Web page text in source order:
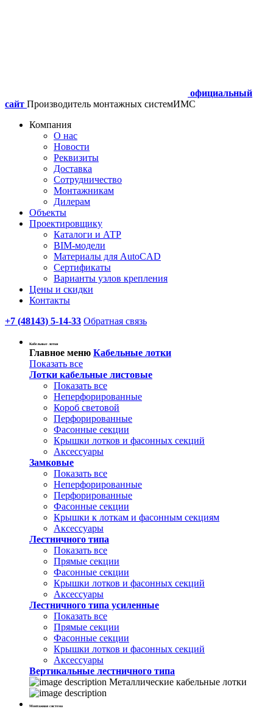
официальный
сайт Производитель монтажных системИМС
Компания
О нас
Новости
Реквизиты
Доставка
Сотрудничество
Монтажникам
Дилерам
Объекты
Проектировщику
Каталоги и АТР
BIM-модели
Материалы для AutoCAD
Сертификаты
Варианты узлов крепления
Цены и скидки
Контакты
+7 (48143) 5-14-33 Обратная связь
Кабельные лотки
Главное меню Кабельные лотки
Показать все
Лотки кабельные листовые
Показать все
Неперфорированные
Короб световой
Перфорированные
Фасонные секции
Крышки лотков и фасонных секций
Аксессуары
Замковые
Показать все
Неперфорированные
Перфорированные
Фасонные секции
Крышки к лоткам и фасонным секциям
Аксессуары
Лестничного типа
Показать все
Прямые секции
Фасонные секции
Крышки лотков и фасонных секций
Аксессуары
Лестничного типа усиленные
Показать все
Прямые секции
Фасонные секции
Крышки лотков и фасонных секций
Аксессуары
Вертикальные лестничного типа
Металлические кабельные лотки
Монтажная система